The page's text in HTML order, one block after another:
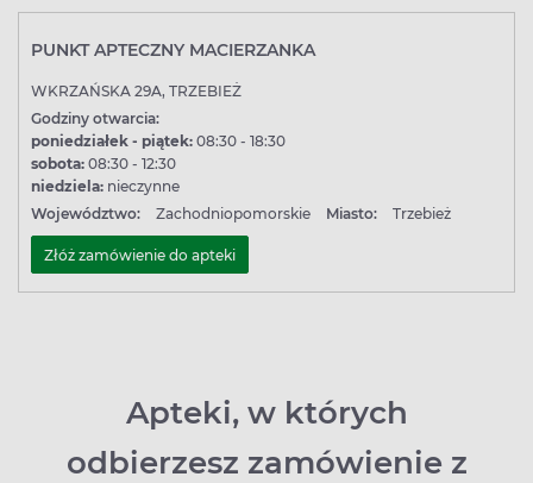
PUNKT APTECZNY MACIERZANKA
WKRZAŃSKA 29A, TRZEBIEŻ
Godziny otwarcia:
poniedziałek - piątek: 08:30 - 18:30
sobota: 08:30 - 12:30
niedziela: nieczynne
Województwo:
Zachodniopomorskie Miasto: Trzebież
Złóż zamówienie do apteki
Apteki, w których
odbierzesz zamówienie z